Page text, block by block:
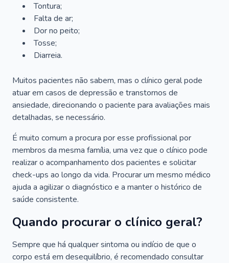
Tontura;
Falta de ar;
Dor no peito;
Tosse;
Diarreia.
Muitos pacientes não sabem, mas o clínico geral pode
atuar em casos de depressão e transtornos de
ansiedade, direcionando o paciente para avaliações mais
detalhadas, se necessário.
É muito comum a procura por esse profissional por
membros da mesma família, uma vez que o clínico pode
realizar o acompanhamento dos pacientes e solicitar
check-ups ao longo da vida. Procurar um mesmo médico
ajuda a agilizar o diagnóstico e a manter o histórico de
saúde consistente.
Quando procurar o clínico geral?
Sempre que há qualquer sintoma ou indício de que o
corpo está em desequilíbrio, é recomendado consultar